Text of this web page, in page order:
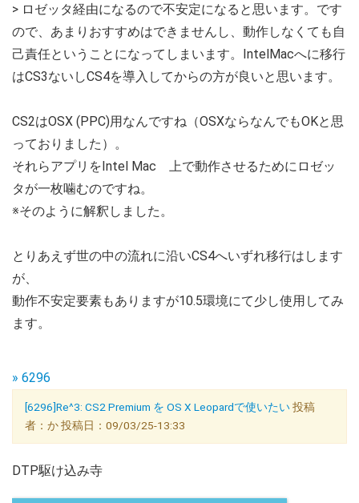
> ロゼッタ経由になるので不安定になると思います。です
ので、あまりおすすめはできませんし、動作しなくても自
己責任ということになってしまいます。IntelMacへに移行
はCS3ないしCS4を導入してからの方が良いと思います。
CS2はOSX (PPC)用なんですね（OSXならなんでもOKと思
っておりました）。
それらアプリをIntel Mac 上で動作させるためにロゼッ
タが一枚噛むのですね。
※そのように解釈しました。
とりあえず世の中の流れに沿いCS4へいずれ移行はします
が、
動作不安定要素もありますが10.5環境にて少し使用してみ
ます。
» 6296
[6296]Re^3: CS2 Premium を OS X Leopardで使いたい投稿
者：か 投稿日：09/03/25-13:33
DTP駆け込み寺